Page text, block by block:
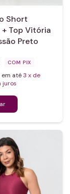
Short
Top Vitória
Preto
COM PIX
em até3 x de
juros